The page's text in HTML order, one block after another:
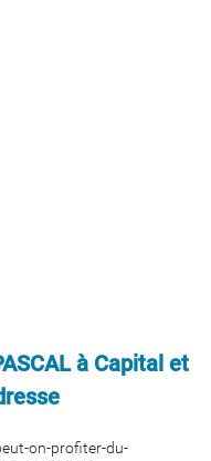
à Capital et
on-profiter-du-